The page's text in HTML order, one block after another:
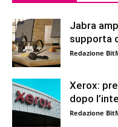
Jabra
supporta
Redazione
Xerox:
dopo
Redazione